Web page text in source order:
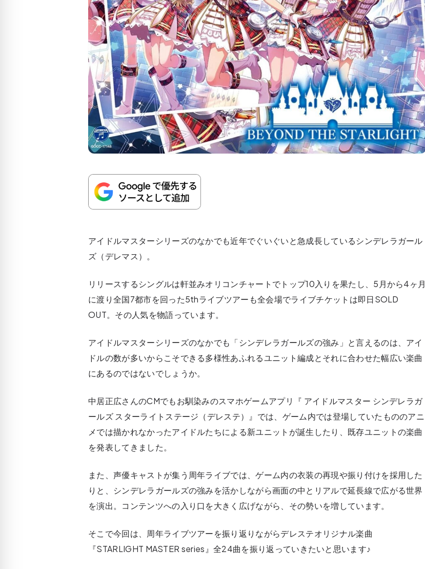
アイドルマスターシリーズのなかでも近年でぐいぐいと急成長しているシンデレラガール
ズ（デレマス）。
リリースするシングルは軒並みオリコンチャートでトップ10入りを果たし、5月から4ヶ月
に渡り全国7都市を回った5thライブツアーも全会場でライブチケットは即日SOLD
OUT。その人気を物語っています。
アイドルマスターシリーズのなかでも「シンデレラガールズの強み」と言えるのは、アイ
ドルの数が多いからこそできる多様性あふれるユニット編成とそれに合わせた幅広い楽曲
にあるのではないでしょうか。
中居正広さんのCMでもお馴染みのスマホゲームアプリ『 アイドルマスター シンデレラガ
ールズ スターライトステージ（デレステ）』では、ゲーム内では登場していたもののアニ
メでは描かれなかったアイドルたちによる新ユニットが誕生したり、既存ユニットの楽曲
を発表してきました。
また、声優キャストが集う周年ライブでは、ゲーム内の衣装の再現や振り付けを採用した
りと、シンデレラガールズの強みを活かしながら画面の中とリアルで延長線で広がる世界
を演出。コンテンツへの入り口を大きく広げながら、その勢いを増しています。
そこで今回は、周年ライブツアーを振り返りながらデレステオリジナル楽曲
『STARLIGHT MASTER series』全24曲を振り返っていきたいと思います♪